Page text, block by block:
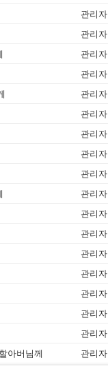
관리자
관리자
관리자
관리자
관리자
관리자
관리자
관리자
관리자
관리자
관리자
관리자
관리자
관리자
관리자
관리자
관리자
아버님께 관리자